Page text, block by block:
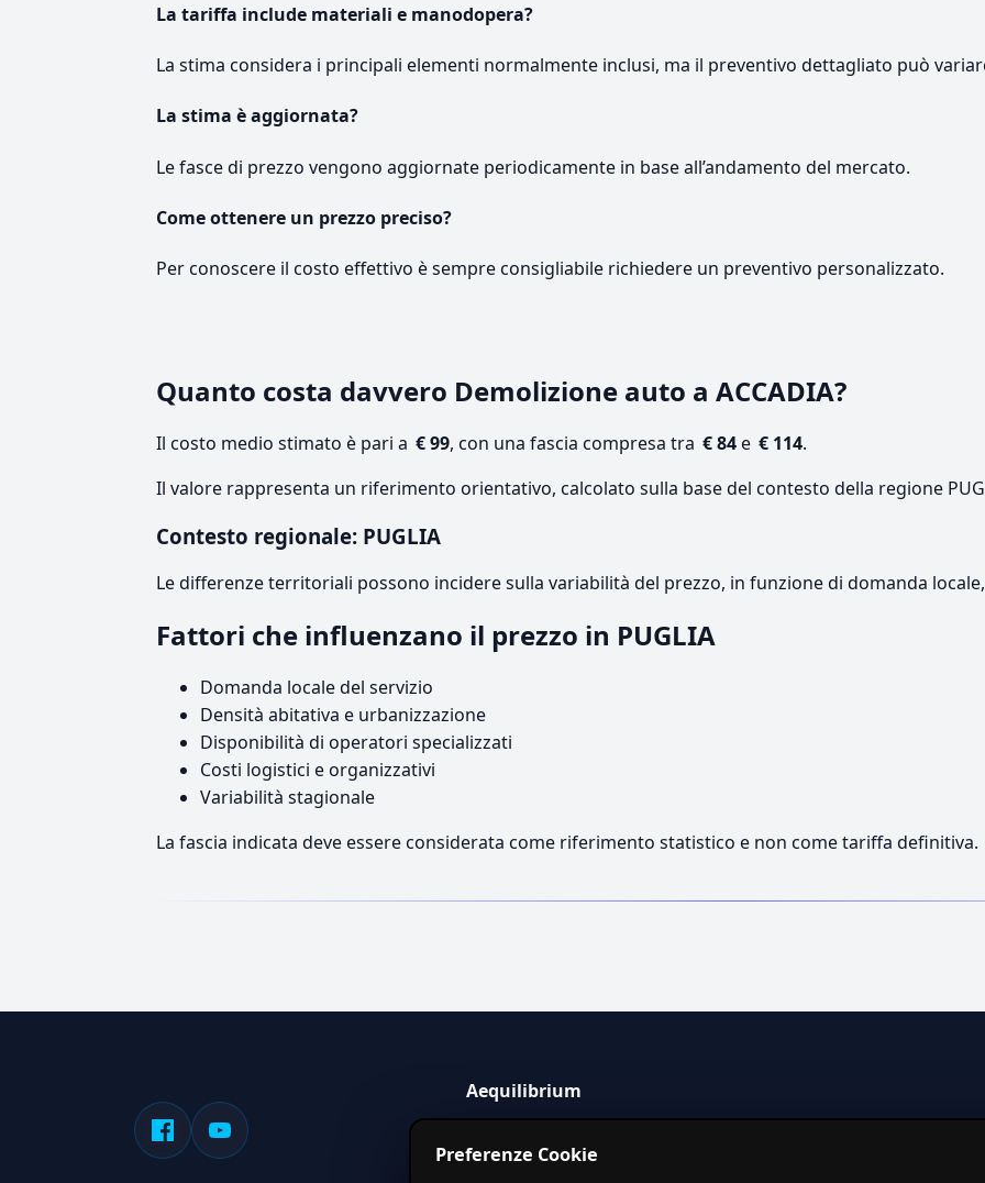
La tariffa include materiali e manodopera?
La stima considera i principali elementi normalmente inclusi, ma il preventivo dettagliato può
La stima è aggiornata?
Le fasce di prezzo vengono aggiornate periodicamente in base all’andamento del mercato.
Come ottenere un prezzo preciso?
Per conoscere il costo effettivo è sempre consigliabile richiedere un preventivo personalizzato.
Quanto costa davvero Demolizione auto a ACCADIA?
Il costo medio stimato è pari a € 99, con una fascia compresa tra € 84e € 114.
Il valore rappresenta un riferimento orientativo, calcolato sulla base del contesto della regione
Contesto regionale: PUGLIA
Le differenze territoriali possono incidere sulla variabilità del prezzo, in funzione di domanda
Fattori che influenzano il prezzo in PUGLIA
Domanda locale del servizio
Densità abitativa e urbanizzazione
Disponibilità di operatori specializzati
Costi logistici e organizzativi
Variabilità stagionale
La fascia indicata deve essere considerata come riferimento statistico e non come tariffa definitiva.
Aequilibrium
servizi in Italia.
Preferenze Cookie